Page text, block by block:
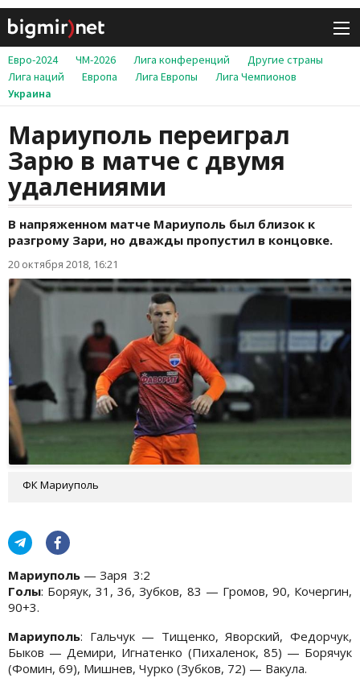
Евро-2024 ЧМ-2026 Лига конференций
Другие страны
Лига наций
Европа Лига Европы
Лига Чемпионов
Украина
Мариуполь переиграл
Зарю в матче с двумя
удалениями
В напряженном матче Мариуполь был близок к
разгрому Зари, но дважды пропустил в концовке.
20 октября 2018, 16:21
ФК Мариуполь
Мариуполь — Заря 3:2
Голы: Боряук, 31, 36, Зубков, 83 — Громов, 90, Кочергин,
90+3.
Мариуполь: Гальчук — Тищенко, Яворский, Федорчук,
Быков — Демири, Игнатенко (Пихаленок, 85) — Борячук
(Фомин, 69), Мишнев, Чурко (Зубков, 72) — Вакула.